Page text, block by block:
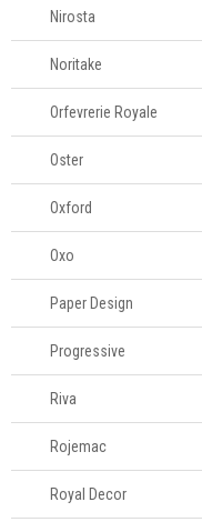
Nirosta
Noritake
Orfevrerie Royale
Oster
Oxford
Oxo
Paper Design
Progressive
Riva
Rojemac
Royal Decor